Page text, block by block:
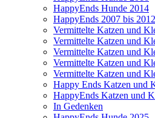
HappyEnds Hunde 2014
HappyEnds 2007 bis 2012
Vermittelte Katzen und
Vermittelte Katzen und
Vermittelte Katzen und
Vermittelte Katzen und
Vermittelte Katzen und
Happy Ends Katzen und
HappyEnds Katzen und
In Gedenken